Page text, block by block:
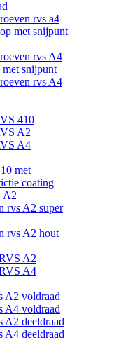
rvs a4
met snijpunt
rvs A4
met snijpunt
rvs A4
410
A2
A4
met
coating
A2
rvs A2 super
rvs A2 hout
A2
A4
A2 voldraad
A4 voldraad
A2 deeldraad
A4 deeldraad